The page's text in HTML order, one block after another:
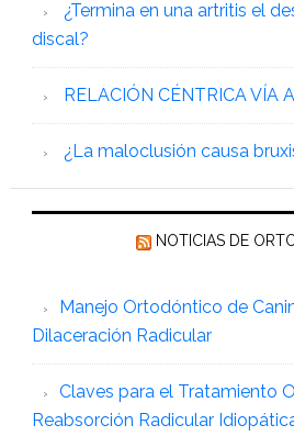
¿Termina en una artritis el
discal?
RELACIÓN CÉNTRICA VÍA
¿La maloclusión causa
NOTICIAS DE
Manejo Ortodóntico de
Dilaceración Radicular
Claves para el Tratamiento
Reabsorción Radicular